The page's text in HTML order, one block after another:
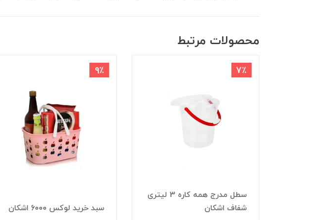
محصولات مرتبط
7٪
سطل مدرج همه کاره 3 لیتری
شفاف اشکان
9٪
سبد خرید لوکس 6000 اشکان